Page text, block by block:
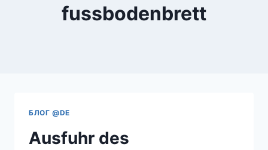
fussbodenbrett
БЛОГ @DE
Ausfuhr des